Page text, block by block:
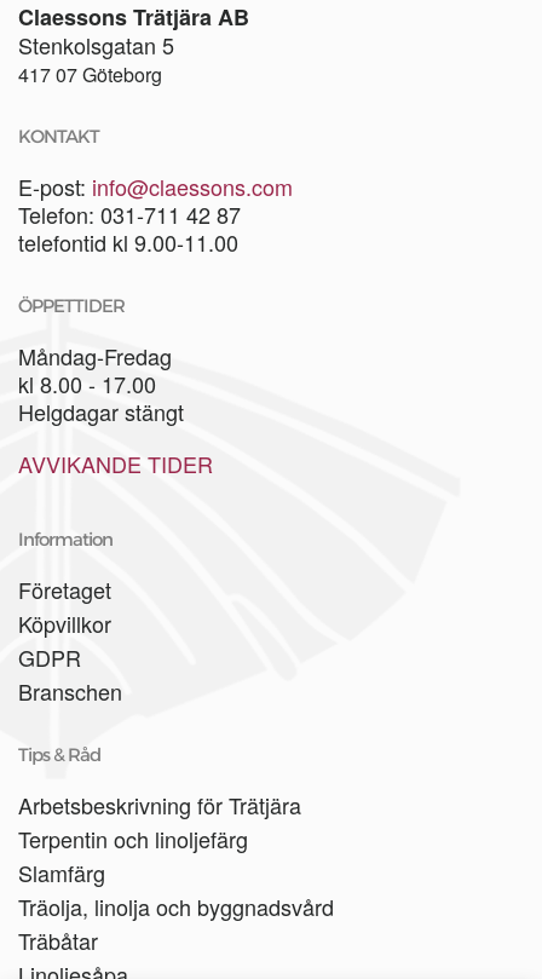
Claessons Trätjära AB
Stenkolsgatan 5
417 07 Göteborg
KONTAKT
E-post: info@claessons.com
Telefon: 031-711 42 87
telefontid kl 9.00-11.00
ÖPPETTIDER
Måndag-Fredag
kl 8.00 - 17.00
Helgdagar stängt
AVVIKANDE TIDER
Information
Företaget
Köpvillkor
GDPR
Branschen
Tips & Råd
Arbetsbeskrivning för Trätjära
Terpentin och linoljefärg
Slamfärg
Träolja, linolja och byggnadsvård
Träbåtar